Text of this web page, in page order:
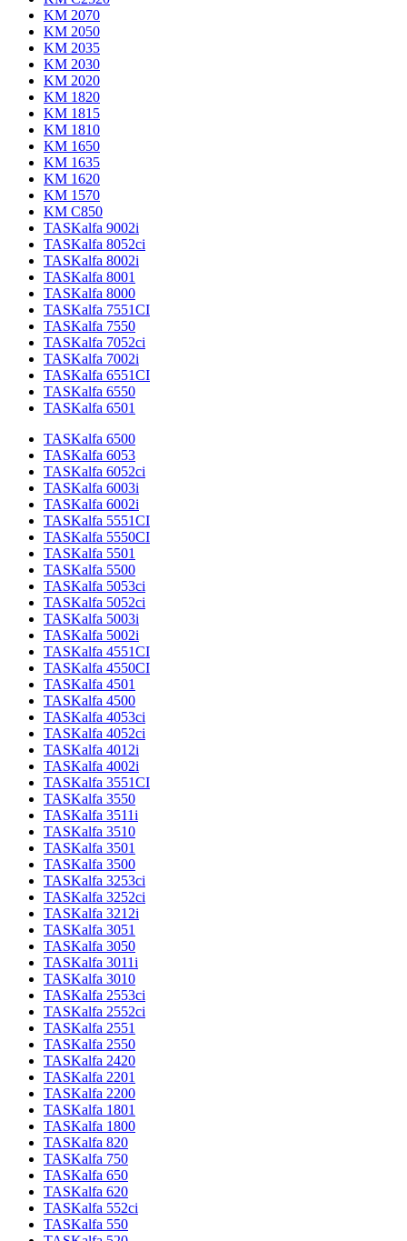
KM 2070
KM 2050
KM 2035
KM 2030
KM 2020
KM 1820
KM 1815
KM 1810
KM 1650
KM 1635
KM 1620
KM 1570
KM C850
TASKalfa 9002i
TASKalfa 8052ci
TASKalfa 8002i
TASKalfa 8001
TASKalfa 8000
TASKalfa 7551CI
TASKalfa 7550
TASKalfa 7052ci
TASKalfa 7002i
TASKalfa 6551CI
TASKalfa 6550
TASKalfa 6501
TASKalfa 6500
TASKalfa 6053
TASKalfa 6052ci
TASKalfa 6003i
TASKalfa 6002i
TASKalfa 5551CI
TASKalfa 5550CI
TASKalfa 5501
TASKalfa 5500
TASKalfa 5053ci
TASKalfa 5052ci
TASKalfa 5003i
TASKalfa 5002i
TASKalfa 4551CI
TASKalfa 4550CI
TASKalfa 4501
TASKalfa 4500
TASKalfa 4053ci
TASKalfa 4052ci
TASKalfa 4012i
TASKalfa 4002i
TASKalfa 3551CI
TASKalfa 3550
TASKalfa 3511i
TASKalfa 3510
TASKalfa 3501
TASKalfa 3500
TASKalfa 3253ci
TASKalfa 3252ci
TASKalfa 3212i
TASKalfa 3051
TASKalfa 3050
TASKalfa 3011i
TASKalfa 3010
TASKalfa 2553ci
TASKalfa 2552ci
TASKalfa 2551
TASKalfa 2550
TASKalfa 2420
TASKalfa 2201
TASKalfa 2200
TASKalfa 1801
TASKalfa 1800
TASKalfa 820
TASKalfa 750
TASKalfa 650
TASKalfa 620
TASKalfa 552ci
TASKalfa 550